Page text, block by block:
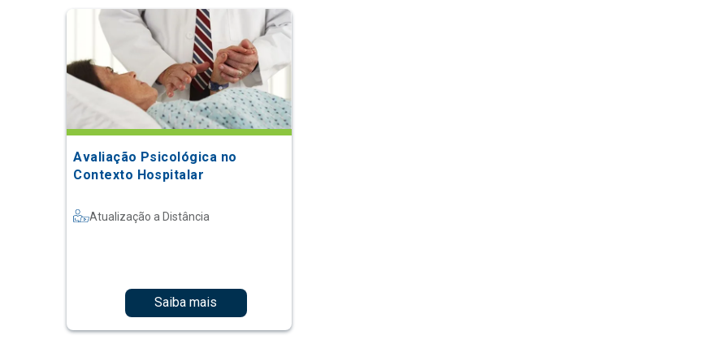
Avaliação Psicológica no
Contexto Hospitalar
Atualização a Distância
Saiba mais